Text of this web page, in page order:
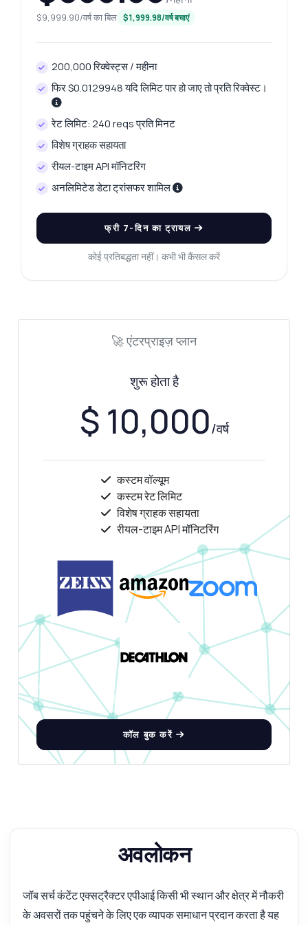
$9,999.90/वर्ष का बिल $1,999.98/वर्ष बचाएं
200,000 रिक्वेस्ट्स / महीना
फिर $0.0129948 यदि लिमिट पार हो जाए तो प्रति रिक्वेस्ट।
रेट लिमिट: 240 reqs प्रति मिनट
विशेष ग्राहक सहायता
रीयल-टाइम API मॉनिटरिंग
अनलिमिटेड डेटा ट्रांसफर शामिल
फ्री 7-दिन का ट्रायल
कोई प्रतिबद्धता नहीं। कभी भी कैंसल करें
🚀 एंटरप्राइज़ प्लान
शुरू होता है
$ 10,000/वर्ष
कस्टम वॉल्यूम
कस्टम रेट लिमिट
विशेष ग्राहक सहायता
रीयल-टाइम API मॉनिटरिंग
कॉल बुक करें
अवलोकन
जॉब सर्च कंटेंट एक्सट्रैक्टर एपीआई किसी भी स्थान और क्षेत्र में नौकरी
के अवसरों तक पहुंचने के लिए एक व्यापक समाधान प्रदान करता है यह
यह API क्या कर सकता है? मुझे एक कोड उदाहरण दिखाएं
इसकी कीमत क्या है?
Zyla AI द्वारा उत्तरित · मैं सपोर्ट से पूछना पसंद करता हूँ